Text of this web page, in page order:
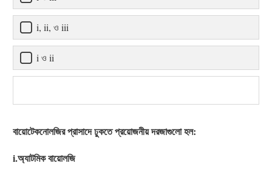
i, ii, ও iii
i ও ii
বায়োটেকনোলজির প্রাসাদে ঢুকতে প্রয়োজনীয় দরজাগুলো হল:
i.অ্যাটমিক বায়োলজি